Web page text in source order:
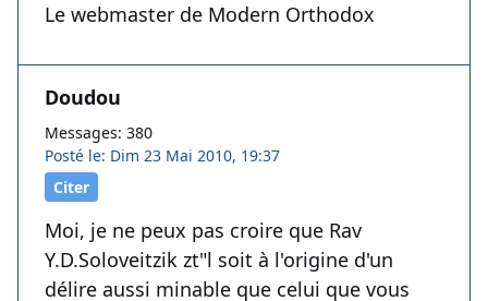
Le webmaster de Modern Orthodox
Doudou
Messages: 380
Posté le: Dim 23 Mai 2010, 19:37
Citer
Moi, je ne peux pas croire que Rav
Y.D.Soloveitzik zt"l soit à l'origine d'un
délire aussi minable que celui que vous